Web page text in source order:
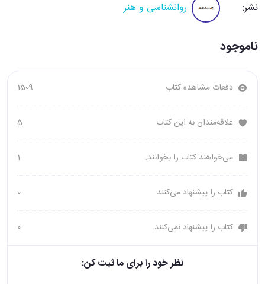
نشر: روانشناسی و هنر
ناموجود
دفعات مشاهده کتاب 1509
علاقه‌مندان به این کتاب 5
می‌خواهند کتاب را بخوانند. 1
کتاب را پیشنهاد می‌کنند 0
کتاب را پیشنهاد نمی‌کنند 0
نظر خود را برای ما ثبت کن: